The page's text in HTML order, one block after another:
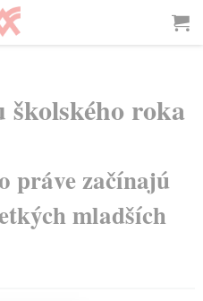
roka
práve začínajú
mladších